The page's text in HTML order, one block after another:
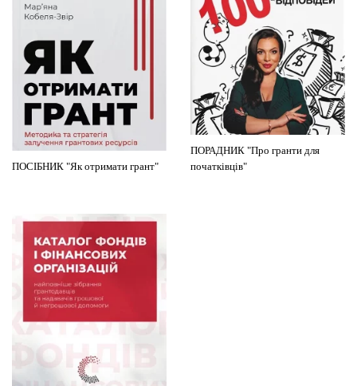
ПОРАДНИК "Про гранти для
початківців"
ПОСІБНИК "Як отримати грант"